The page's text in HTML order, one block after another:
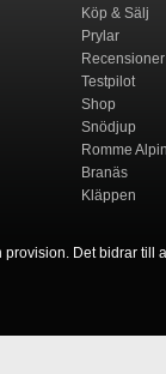
Köp & Sälj
Prylar
Recensioner
Testpilot
Shop
Snödjup
Romme Alpin
Branäs
Kläppen
Det bidrar till